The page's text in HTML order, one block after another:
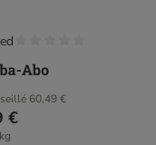
60,49 €
€